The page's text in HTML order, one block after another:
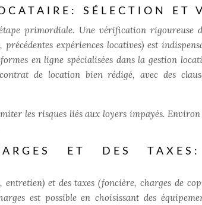
SÉLECTION ET
primordiale. Une vérification rigoureuse
expériences locatives) est
en ligne spécialisées dans la gestion
de location bien rédigé, avec des
les risques liés aux loyers impayés.
ET DES
entretien) et des taxes (foncière, charges de
est possible en choisissant des